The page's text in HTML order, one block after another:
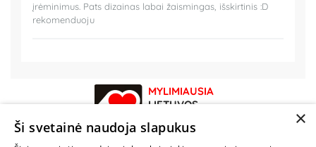
įrėminimus. Pats dizainas labai žaismingas, išskirtinis :D
rekomenduoju
MYLIMIAUSIA
LIETUVOS
PARDUOTUVĖ
×
Ši svetainė naudoja slapukus